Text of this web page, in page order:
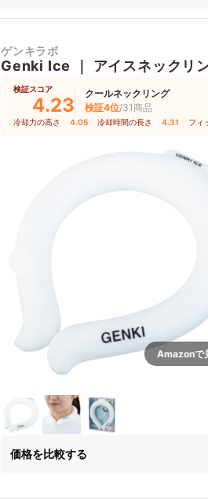
ゲンキラボ
Genki Ice アイスネックリ
検証スコア
4.23
クールネックリング
検証4位/31商品
冷却力の高さ 4.05 冷却時間の長さ 4.31 フィ
Amazonで
価格を比較する